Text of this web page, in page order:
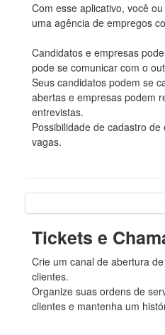
Com esse aplicativo, você
uma agência de empregos
Candidatos e empresas
pode se comunicar com o
Seus candidatos podem se
abertas e empresas podem
entrevistas.
Possibilidade de cadastro
vagas.
Tickets e
Crie um canal de abertura
clientes.
Organize suas ordens de
clientes e mantenha um